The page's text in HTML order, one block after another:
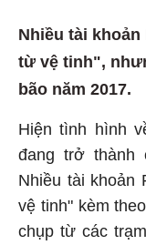
Nhiều tài
từ vệ tinh",
bão năm 2017.
Hiện tình hình
đang trở thành
Nhiều tài khoản
vệ tinh" kèm
chụp từ các